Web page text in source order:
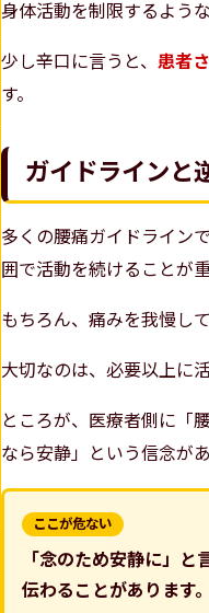
身体活動を制限するよう
少し辛口に言うと、 患者
す。
ガイドラインと
多くの腰痛ガイドライン
囲で活動を続けることが
もちろん、痛みを我慢し
大切なのは、必要以上に
ところが、医療者側に「
なら安静」という信念が
ここが危ない
「念のため安静に」
伝わることがあります